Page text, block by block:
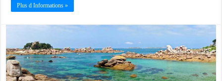
Plus d Informations »